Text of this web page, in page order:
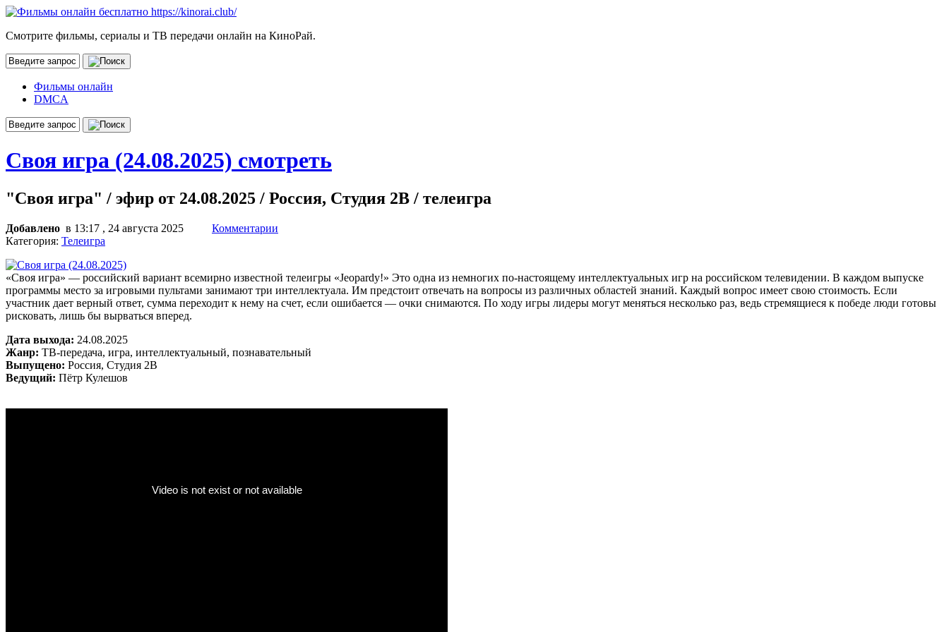
Смотрите фильмы, сериалы и ТВ передачи онлайн на КиноРай.
Фильмы онлайн
DMCA
Своя игра (24.08.2025) смотреть
"Своя игра" / эфир от 24.08.2025 / Россия, Студия 2В / телеигра
Добавлено в 13:17 , 24 августа 2025
Комментарии
Категория: Телеигра
«Своя игра» — российский вариант всемирно известной телеигры «Jeopardy!» Это одна из немногих по-настоящему интеллектуальных игр на российском телевидении. В каждом выпуске
программы место за игровыми пультами занимают три интеллектуала. Им предстоит отвечать на вопросы из различных областей знаний. Каждый вопрос имеет свою стоимость. Если
участник дает верный ответ, сумма переходит к нему на счет, если ошибается — очки снимаются. По ходу игры лидеры могут меняться несколько раз, ведь стремящиеся к победе люди готовы
рисковать, лишь бы вырваться вперед.
Дата выхода: 24.08.2025
Жанр: ТВ-передача, игра, интеллектуальный, познавательный
Выпущено: Россия, Студия 2В
Ведущий: Пётр Кулешов